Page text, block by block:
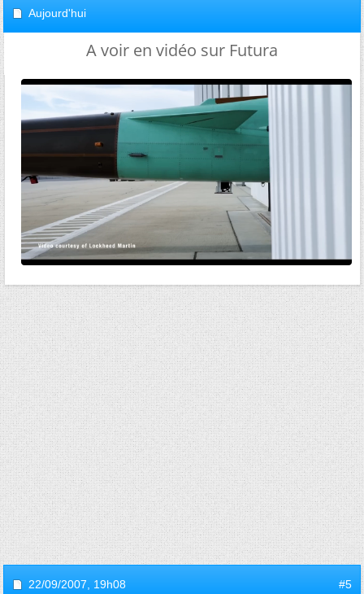
Aujourd'hui
A voir en vidéo sur Futura
22/09/2007, 19h08 #5